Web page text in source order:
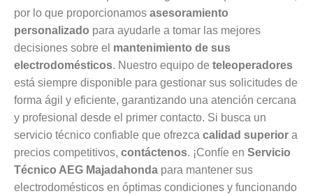
por lo que proporcionamos asesoramiento
personalizado para ayudarle a tomar las mejores
decisiones sobre el mantenimiento de sus
electrodomésticos. Nuestro equipo de teleoperadores
está siempre disponible para gestionar sus solicitudes de
forma ágil y eficiente, garantizando una atención cercana
y profesional desde el primer contacto. Si busca un
servicio técnico confiable que ofrezca calidad superior a
precios competitivos, contáctenos. ¡Confíe en Servicio
Técnico AEG Majadahonda para mantener sus
electrodomésticos en óptimas condiciones y funcionando